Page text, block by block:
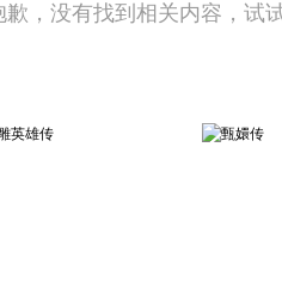
歉，没有找到相关内容，试